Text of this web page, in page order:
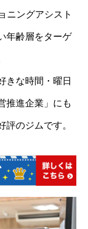
ニングアシスト
年齢層をターゲ
きな時間・曜日
推進企業」にも
のジムです。